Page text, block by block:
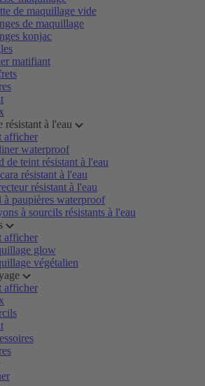
de maquillage vide
de maquillage
konjac
matifiant
résistant à l'eau
afficher
waterproof
de teint résistant à l'eau
résistant à l'eau
résistant à l'eau
à paupières waterproof
à sourcils résistants à l'eau
afficher
glow
végétalien
afficher